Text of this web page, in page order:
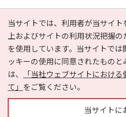
当サイトでは、利用者が当サイ
上およびサイトの利用状況把握
を使用しています。当サイトで
ッキーの使用に同意されたもの
は、
「当社ウェブサイトにおけ
て」 をご覧ください。
当サイトに
e-NAVITA（イーナビタ）とは？
利用規約
個人情報の取り扱い
サイトマップ
広告掲載に